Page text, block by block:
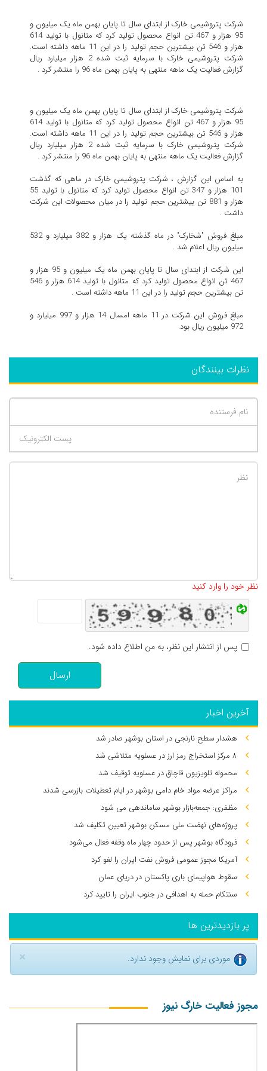
شرکت پتروشیمی خارک از ابتدای سال تا پایان بهمن ماه یک میلیون و
95 هزار و 467 تن انواع محصول تولید کرد که متانول با تولید 614
هزار و 546 تن بیشترین حجم تولید را در این 11 ماهه داشته است.
شرکت پتروشیمی خارک با سرمایه ثبت شده 2 هزار میلیارد ریال
گزارش فعالیت یک ماهه منتهی به پایان بهمن ماه 96 را منتشر کرد .
شرکت پتروشیمی خارک از ابتدای سال تا پایان بهمن ماه یک میلیون و
95 هزار و 467 تن انواع محصول تولید کرد که متانول با تولید 614
هزار و 546 تن بیشترین حجم تولید را در این 11 ماهه داشته است.
شرکت پتروشیمی خارک با سرمایه ثبت شده 2 هزار میلیارد ریال
گزارش فعالیت یک ماهه منتهی به پایان بهمن ماه 96 را منتشر کرد .
به اساس این گزارش ، شرکت پتروشیمی خارک در ماهی که گذشت
101 هزار و 347 تن انواع محصول تولید کرد که متانول با تولید 55
هزار و 881 تن بیشترین حجم تولید را در میان محصولات این شرکت
داشت .
مبلغ فروش "شخارک" در ماه گذشته یک هزار و 382 میلیارد و 532
میلیون ریال اعلام شد .
این شرکت از ابتدای سال تا پایان بهمن ماه یک میلیون و 95 هزار و
467 تن انواع محصول تولید کرد که متانول با تولید 614 هزار و 546
تن بیشترین حجم تولید را در این 11 ماهه داشته است .
مبلغ فروش این شرکت در 11 ماهه امسال 14 هزار و 997 میلیارد و
972 میلیون ریال بود.
نظرات بینندگان
نظر خود را وارد کنید
پس از انتشار این نظر، به من اطلاع داده شود.
ارسال
آخرین اخبار
هشدار سطح نارنجی در استان بوشهر صادر شد
۸ مرکز استخراج رمز ارز در عسلویه متلاشی شد
محموله تلویزیون قاچاق در عسلویه توقیف شد
مراکز عرضه مواد خام دامی بوشهر در ایام تعطیلات بازرسی شدند
مظفری: جمعه‌بازار بوشهر ساماندهی می‌ شود
پروژه‌های نهضت ملی مسکن بوشهر تعیین تکلیف شد
فرودگاه بوشهر پس از حدود چهار ماه وقفه فعال می‌شود
آمریکا مجوز عمومی فروش نفت ایران را لغو کرد
سقوط هواپیمای باری پاکستان در دریای عمان
سنتکام حمله به اهدافی در جنوب ایران را تایید کرد
پر بازدیدترین ها
× موردی برای نمایش وجود ندارد.
مجوز فعالیت خارگ نیوز